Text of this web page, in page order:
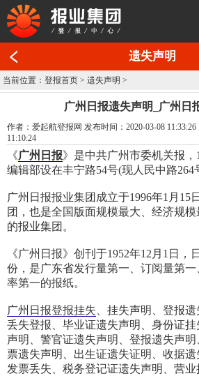
遗失声明
当前位置：登报首页 >遗失声明 >
广州日报遗失声明_广州日
作者：爱起航登报网 发布时间：2020-03-08
11:10:24
《广州日报》是中共广州市委机关报，
编辑部设在丰宁路54号(现人民中路264
广州日报报业集团成立于1996年1月15
团，也是全国版面规模最大、经济规
的报业集团。
《广州日报》创刊于1952年12月1日，
份，是广东省发行量第一、订阅量第
率第一的报纸。
广州日报登报挂失 、挂失声明、登报
丢失登报、毕业证遗失声明、身份证
声明、警官证遗失声明、登报遗失声
票遗失声明、出生证遗失证明、收据
发票丢失、税务登记证遗失声明、营业